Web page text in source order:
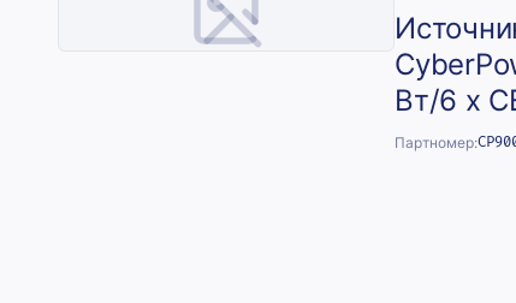
Вт/6 х
Партномер: